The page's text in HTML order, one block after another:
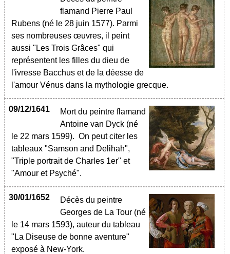
flamand Pierre Paul
Rubens (né le 28 juin 1577). Parmi
ses nombreuses œuvres, il peint
aussi "Les Trois Grâces" qui
représentent les filles du dieu de
l'ivresse Bacchus et de la déesse de
l'amour Vénus dans la mythologie grecque.
09/12/1641
Mort du peintre flamand
Antoine van Dyck (né
le 22 mars 1599). On peut citer les
tableaux "Samson and Delihah",
"Triple portrait de Charles 1er" et
"Amour et Psyché".
30/01/1652
Décès du peintre
Georges de La Tour (né
le 14 mars 1593), auteur du tableau
"La Diseuse de bonne aventure"
exposé à New-York.